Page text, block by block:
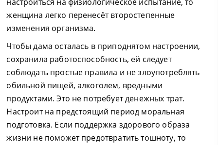
женщина легко перенесёт второстепенные
изменения организма.
Чтобы дама осталась в приподнятом настроении,
сохранила работоспособность, ей следует
соблюдать простые правила и не злоупотреблять
обильной пищей, алкоголем, вредными
продуктами. Это не потребует денежных трат.
Настроит на предстоящий период моральная
подготовка. Если поддержка здорового образа
жизни не поможет предотвратить тошноту, то